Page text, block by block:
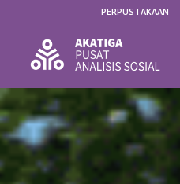
PERPUSTAKAAN